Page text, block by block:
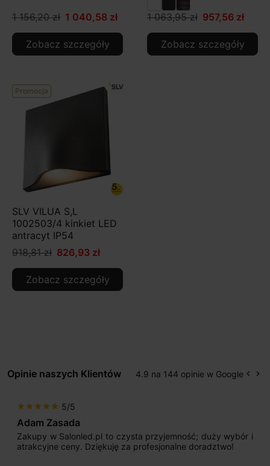
1 156,20 zł 1 040,58 zł
Zobacz szczegóły
1 063,95 zł 957,56 zł
Zobacz szczegóły
Promocja
SLV VILUA S,L
1002503/4 kinkiet LED
antracyt IP54
918,81 zł 826,93 zł
Zobacz szczegóły
Opinie naszych Klientów 4.9 na 144 opinie w Google keyboard_arrow_left keyboard_arrow_right
star star star star star 5/5
Adam Zasada
Zakupy w Salonled.pl to czysta przyjemność; duży wybór i
atrakcyjne ceny. Dziękuję za profesjonalne doradztwo!